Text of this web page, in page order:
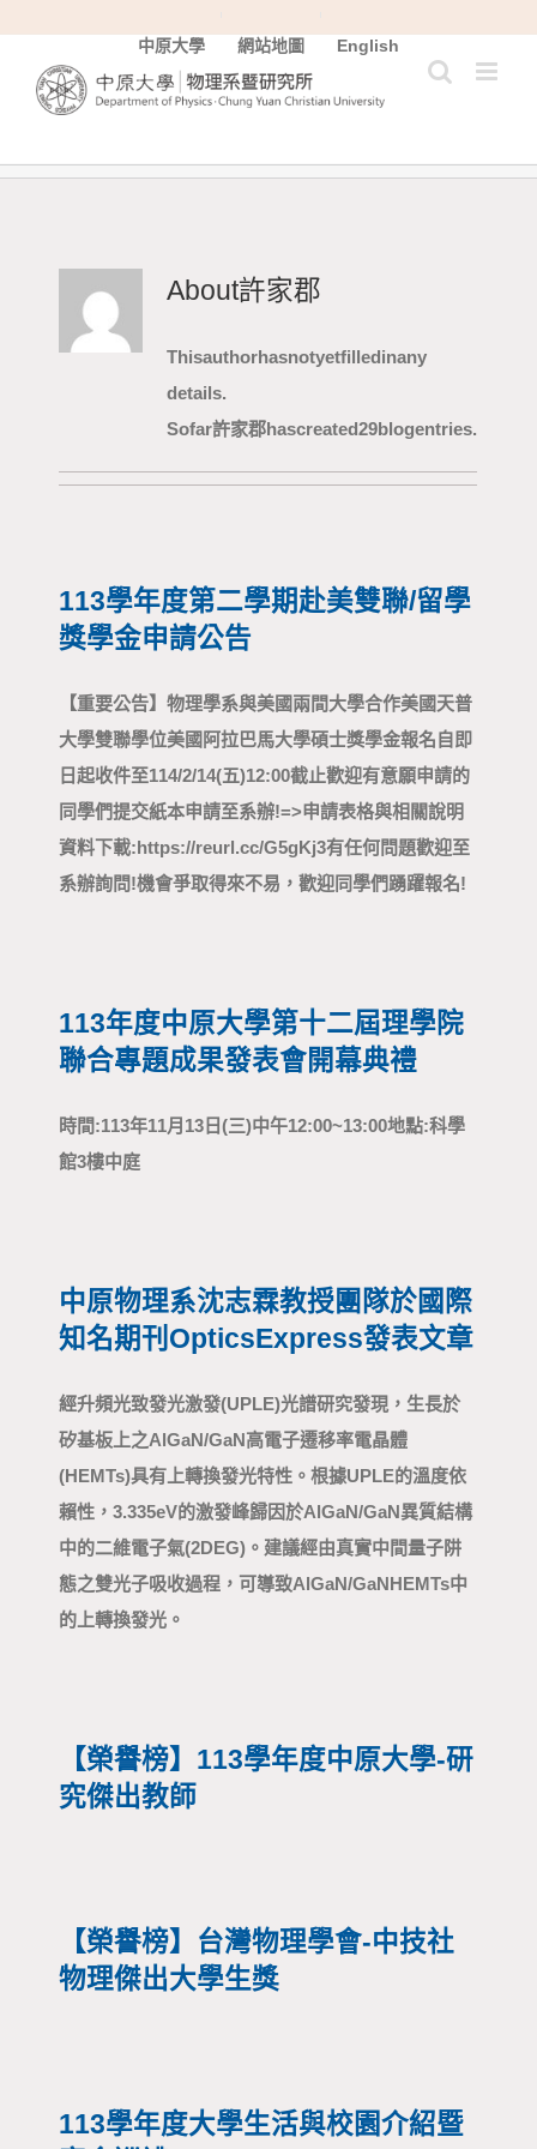
content
中原大學 網站地圖 English
About許家郡
This author has not yet filled in any
details.
So far 許家郡 has created 29 blog entries.
113學年度第二學期 赴美雙聯/留學
獎學金申請公告
【重要公告】 物理學系與美國兩間大學合作 美國 天普
大學雙聯學位 美國 阿拉巴馬大學碩士獎學金 報名自即
日起收件至 114/2/14 (五) 12:00 截止 歡迎有意願申請的
同學們提交紙本申請至系辦! => 申請表格與相關說明
資料下載: https://reurl.cc/G5gKj3 有任何問題歡迎至
系辦詢問! 機會爭取得來不易，歡迎同學們踴躍報名!
113年度中原大學第十二屆理學院
聯合專題成果發表會開幕典禮
時間: 113年11月13日(三)中午12:00~13:00 地點: 科學
館3樓中庭
中原物理系沈志霖教授團隊於國際
知名期刊Optics Express發表文章
經升頻光致發光激發 (UPLE) 光譜研究發現，生長於
矽基板上之 AlGaN/GaN 高電子遷移率電晶體
(HEMTs) 具有上轉換發光特性。根據 UPLE 的溫度依
賴性，3.335 eV 的激發峰歸因於 AlGaN/GaN 異質結構
中的二維電子氣 (2DEG)。建議經由真實中間量子阱
態之雙光子吸收過程，可導致 AlGaN/GaN HEMTs 中
的上轉換發光。
【榮譽榜】113學年度中原大學-研
究傑出教師
【榮譽榜】台灣物理學會-中技社
物理傑出大學生獎
113學年度大學生活與校園介紹暨